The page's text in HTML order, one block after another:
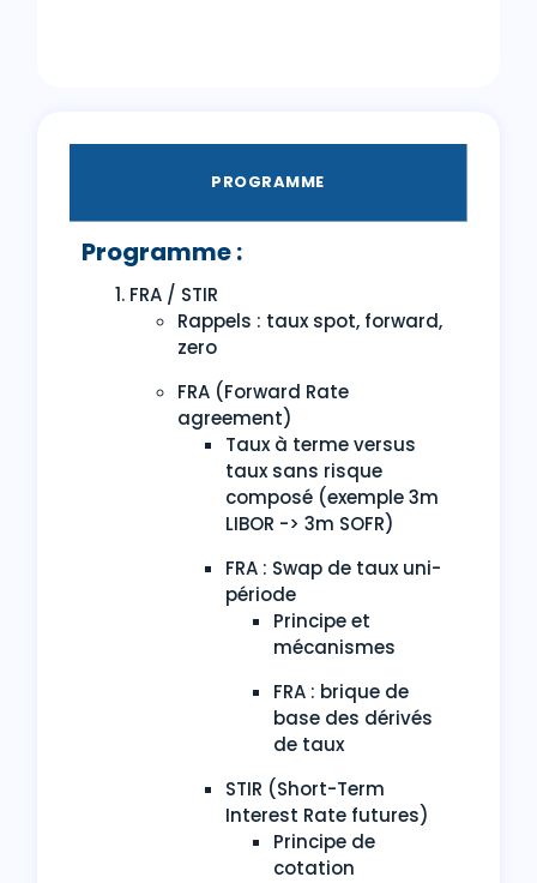
PROGRAMME
Programme :
FRA / STIR
Rappels : taux spot, forward,
zero
FRA (Forward Rate
agreement)
Taux à terme versus
taux sans risque
composé (exemple 3m
LIBOR -> 3m SOFR)
FRA : Swap de taux uni-
période
Principe et
mécanismes
FRA : brique de
base des dérivés
de taux
STIR (Short-Term
Interest Rate futures)
Principe de
cotation